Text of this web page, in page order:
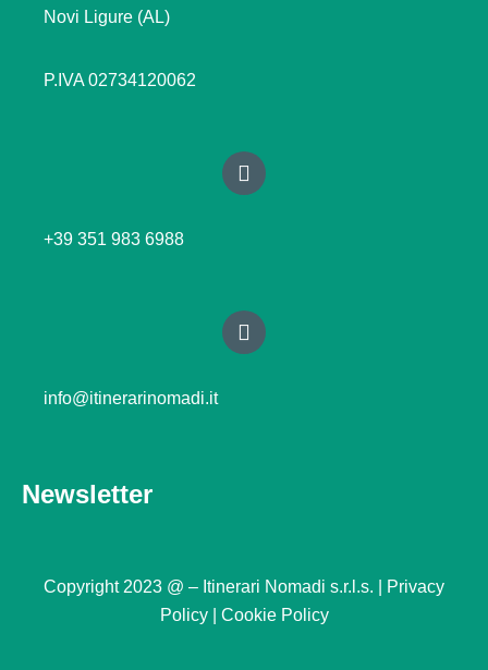
Novi Ligure (AL)
P.IVA 02734120062
+39 351 983 6988
info@itinerarinomadi.it
Newsletter
Copyright 2023 @ – Itinerari Nomadi s.r.l.s. |
Privacy
Policy |
Cookie Policy